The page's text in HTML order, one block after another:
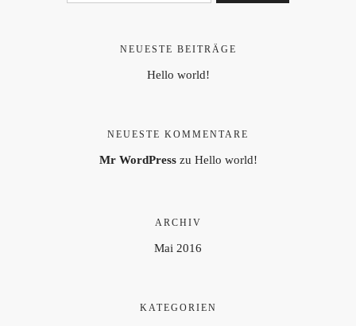
NEUESTE BEITRÄGE
Hello world!
NEUESTE KOMMENTARE
Mr WordPresszu Hello world!
ARCHIV
Mai 2016
KATEGORIEN